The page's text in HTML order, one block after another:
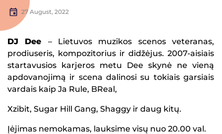
27 August, 2022
DJ Dee – Lietuvos muzikos scenos veteranas,
prodiuseris, kompozitorius ir didžėjus. 2007-aisiais
startavusios karjeros metu Dee skynė ne vieną
apdovanojimą ir scena dalinosi su tokiais garsiais
vardais kaip Ja Rule, BReal,
Xzibit, Sugar Hill Gang, Shaggy ir daug kitų.
Įėjimas nemokamas, lauksime visų nuo 20.00 val.